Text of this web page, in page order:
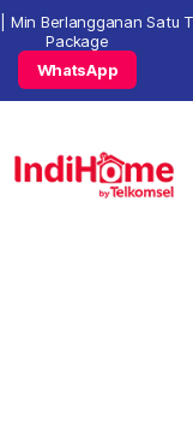
Min Berlangganan Satu
Package
WhatsApp